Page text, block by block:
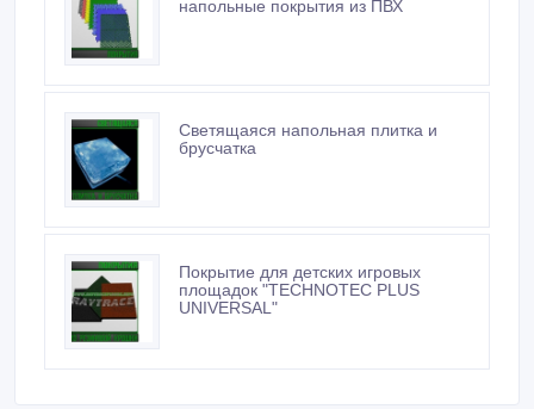
напольные покрытия из ПВХ
Светящаяся напольная плитка и
брусчатка
Покрытие для детских игровых
площадок "TECHNOTEC PLUS
UNIVERSAL"